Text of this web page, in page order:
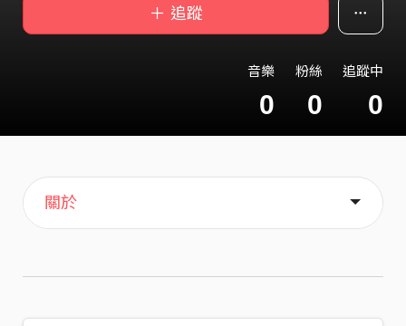
＋ 追蹤
音樂
0
粉絲
0
追蹤中
0
主頁
喜歡
關於